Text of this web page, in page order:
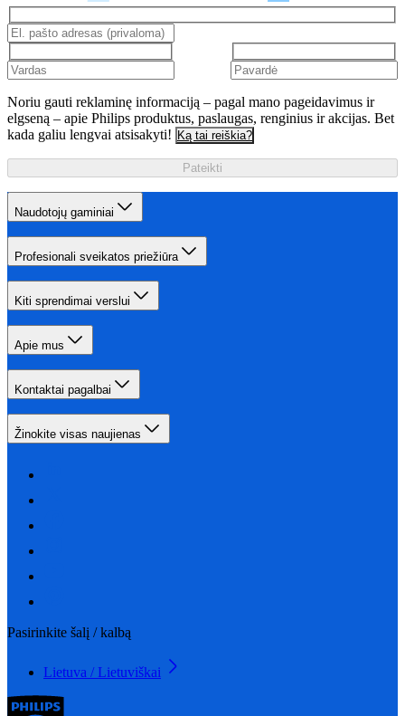
Noriu gauti reklaminę informaciją – pagal mano pageidavimus ir
elgseną – apie Philips produktus, paslaugas, renginius ir akcijas. Bet
kada galiu lengvai atsisakyti! Ką tai reiškia?
Pateikti
Naudotojų gaminiai
Profesionali sveikatos priežiūra
Kiti sprendimai verslui
Apie mus
Kontaktai pagalbai
Žinokite visas naujienas
Pasirinkite šalį / kalbą
Lietuva / Lietuviškai